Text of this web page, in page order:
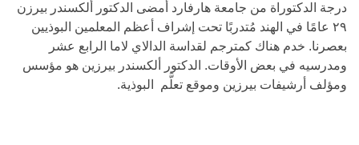
درجة الدكتوراة من جامعة هارفارد أمضى الدكتور ألكسندر بيرزن
٢٩ عامًا في الهند مُتدربًا تحت إشراف أعظم المعلمين البوذيين
بعصرنا. خدم هناك كمترجم لقداسة الدالاي لاما الرابع عشر
ومدرسيه في بعض الأوقات. الدكتور ألكسندر بيرزين هو مؤسس
ومؤلف أرشيفات بيرزين وموقع تعلَّم البوذية.